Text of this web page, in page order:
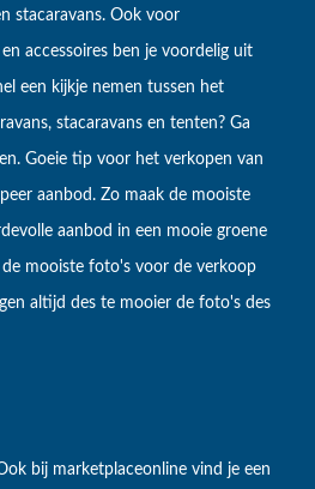
stacaravans. Ook voor
accessoires ben je voordelig uit
een kijkje nemen tussen het
stacaravans en tenten? Ga
Goeie tip voor het verkopen van
aanbod. Zo maak de mooiste
aanbod in een mooie groene
mooiste foto's voor de verkoop
altijd des te mooier de foto's des
bij marketplaceonline vind je een